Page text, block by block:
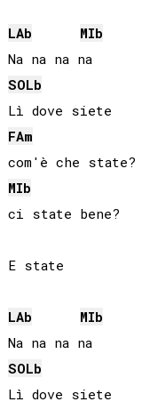
LAb
MIb
Na na na na
SOLb
FAm
MIb
ci state bene?
E state
LAb
MIb
Na na na na
SOLb